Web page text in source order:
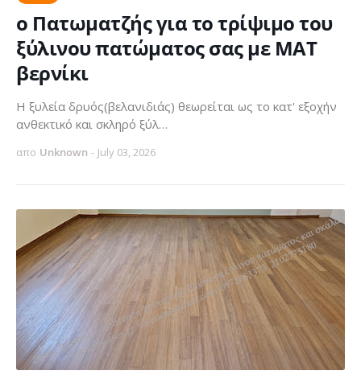
ο Πατωματζής για το τρίψιμο του
ξύλινου πατώματος σας με ΜΑΤ
βερνίκι
Η ξυλεία δρυός(βελανιδιάς) θεωρείται ως το κατ' εξοχήν
ανθεκτικό και σκληρό ξύλ…
απο Unknown - July 03, 2026